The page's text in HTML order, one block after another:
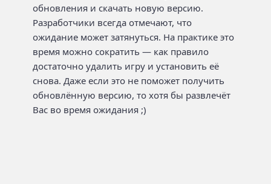
обновления и скачать новую версию.
Разработчики всегда отмечают, что
ожидание может затянуться. На практике это
время можно сократить — как правило
достаточно удалить игру и установить её
снова. Даже если это не поможет получить
обновлённую версию, то хотя бы развлечёт
Вас во время ожидания ;)